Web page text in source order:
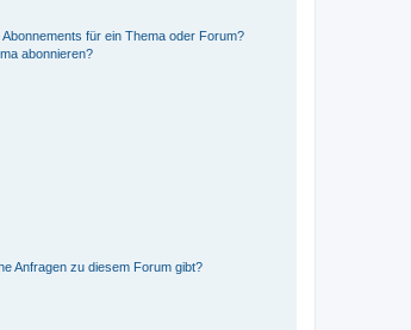
für ein Thema oder Forum?
abonnieren?
Anfragen zu diesem Forum gibt?